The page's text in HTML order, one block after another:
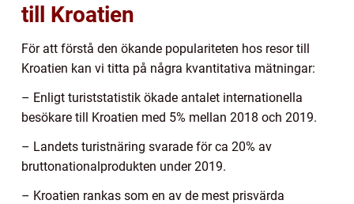
till Kroatien
För att förstå den ökande populariteten hos resor till
Kroatien kan vi titta på några kvantitativa mätningar:
– Enligt turiststatistik ökade antalet internationella
besökare till Kroatien med 5% mellan 2018 och 2019.
– Landets turistnäring svarade för ca 20% av
bruttonationalprodukten under 2019.
– Kroatien rankas som en av de mest prisvärda